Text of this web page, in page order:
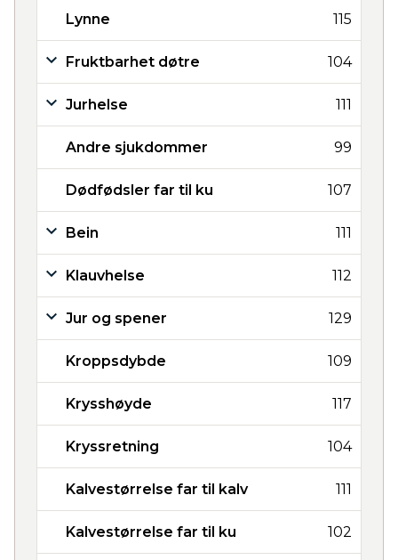
Lynne 115
Fruktbarhet døtre 104
Jurhelse 111
Andre sjukdommer 99
Dødfødsler far til ku 107
Bein 111
Klauvhelse 112
Jur og spener 129
Kroppsdybde 109
Krysshøyde 117
Kryssretning 104
Kalvestørrelse far til kalv 111
Kalvestørrelse far til ku 102